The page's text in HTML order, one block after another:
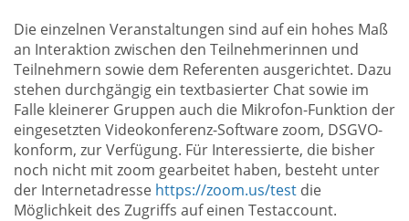
Die einzelnen Veranstaltungen sind auf ein hohes Maß
an Interaktion zwischen den Teilnehmerinnen und
Teilnehmern sowie dem Referenten ausgerichtet. Dazu
stehen durchgängig ein textbasierter Chat sowie im
Falle kleinerer Gruppen auch die Mikrofon-Funktion der
eingesetzten Videokonferenz-Software zoom, DSGVO-
konform, zur Verfügung. Für Interessierte, die bisher
noch nicht mit zoom gearbeitet haben, besteht unter
der Internetadresse https://zoom.us/test die
Möglichkeit des Zugriffs auf einen Testaccount.